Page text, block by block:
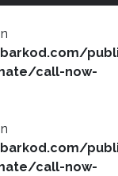
call-now-
call-now-